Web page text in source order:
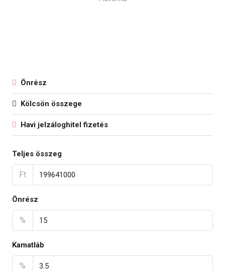
Önrész
Kölcsön összege
Havi jelzáloghitel fizetés
Teljes összeg
Ft
Önrész
%
Kamatláb
%